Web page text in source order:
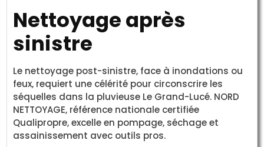
Nettoyage après
sinistre
Le nettoyage post-sinistre, face à inondations ou
feux, requiert une célérité pour circonscrire les
séquelles dans la pluvieuse Le Grand-Lucé. NORD
NETTOYAGE, référence nationale certifiée
Qualipropre, excelle en pompage, séchage et
assainissement avec outils pros.